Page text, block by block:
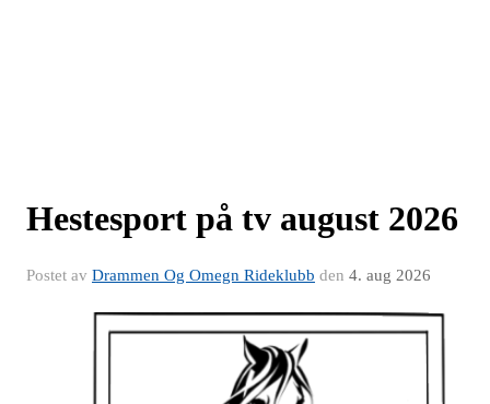
Hestesport på tv august 2026
Postet av Drammen Og Omegn Rideklubb den 4. aug 2026